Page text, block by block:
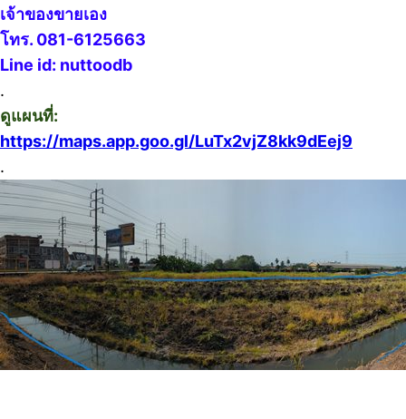
เจ้าของขายเอง
โทร. 081-6125663
Line id: nuttoodb
.
ดูแผนที่:
https://maps.app.goo.gl/LuTx2vjZ8kk9dEej9
.